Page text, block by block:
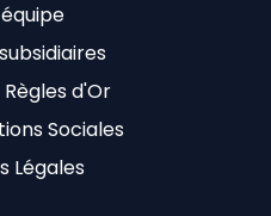
d'Or
Sociales
Légales